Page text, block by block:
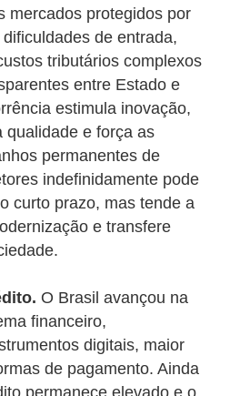
mercados protegidos por
de entrada,
tributários complexos
entre Estado e
estimula inovação,
qualidade e força as
permanentes de
indefinidamente pode
curto prazo, mas tende a
e transfere
O Brasil avançou na
financeiro,
digitais, maior
de pagamento. Ainda
permanece elevado e o